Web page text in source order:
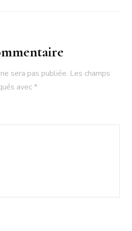
sera pas publiée. Les champs
avec*